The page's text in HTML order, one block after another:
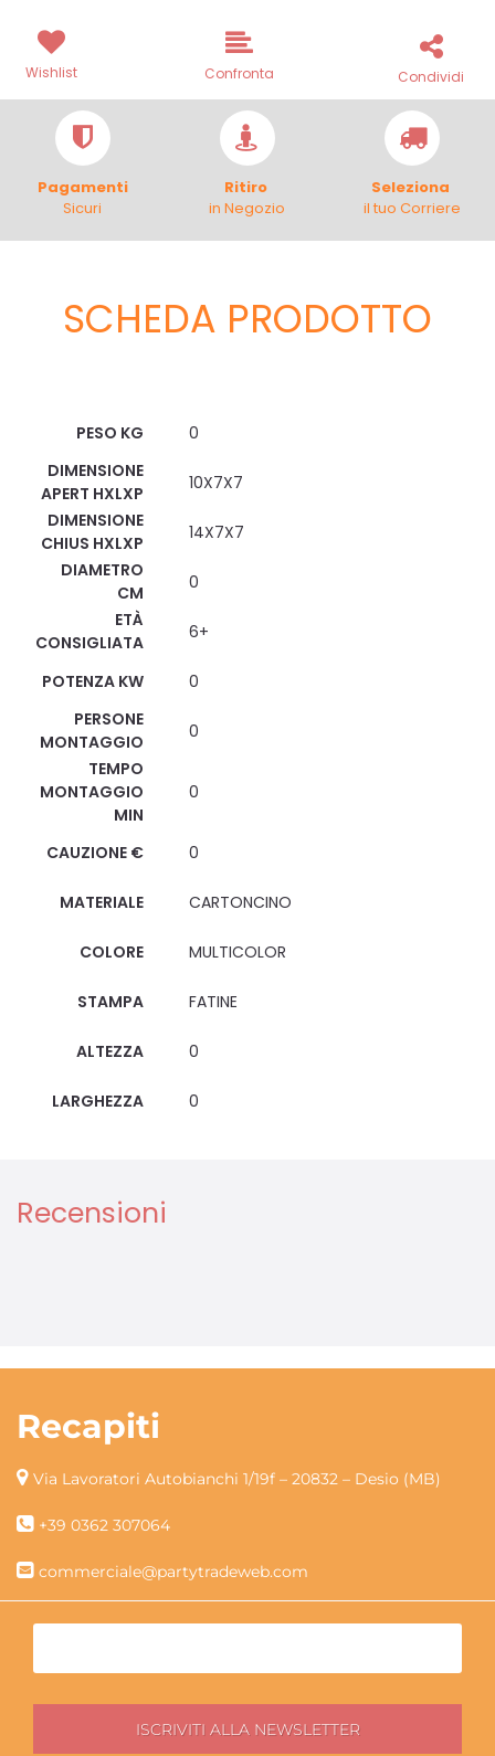
Wishlist Confronta Condividi
Pagamenti
Sicuri
Ritiro
in Negozio
Seleziona
il tuo Corriere
SCHEDA PRODOTTO
PESO KG
0
DIMENSIONE
APERT HXLXP
10X7X7
DIMENSIONE
CHIUS HXLXP
14X7X7
DIAMETRO
CM
0
ETÀ
CONSIGLIATA
6+
POTENZA KW
0
PERSONE
MONTAGGIO
0
TEMPO
MONTAGGIO
MIN
0
CAUZIONE € 0
MATERIALE CARTONCINO
COLORE MULTICOLOR
STAMPA FATINE
ALTEZZA 0
LARGHEZZA 0
Recensioni
Recapiti
Via Lavoratori Autobianchi 1/19f – 20832 – Desio (MB)
+39 0362 307064
commerciale@partytradeweb.com